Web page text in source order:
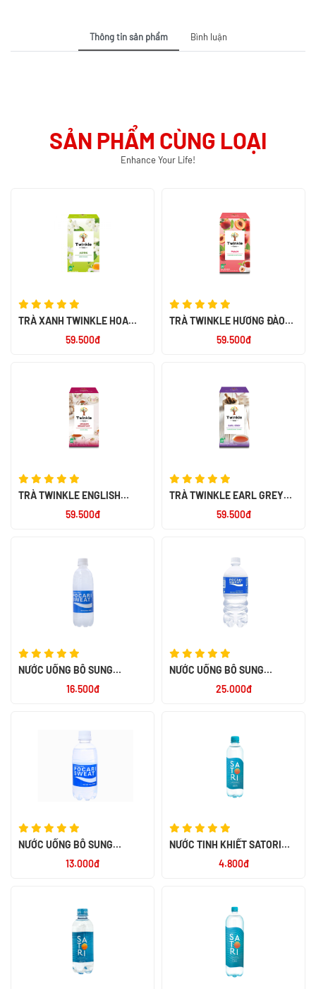
Thông tin sản phẩm Bình luận
SẢN PHẨM CÙNG LOẠI
Enhance Your Life!
TRÀ XANH TWINKLE HOA
NHÀI 1,5G - NK ANH
59.500đ
TRÀ TWINKLE HƯƠNG ĐÀO
1,8G - NK ANH
59.500đ
TRÀ TWINKLE ENGLISH
59.500đ
TRÀ TWINKLE EARL GREY
59.500đ
NƯỚC UỐNG BỔ SUNG
16.500đ
NƯỚC UỐNG BỔ SUNG
INDONESIA25.000đ
NƯỚC UỐNG BỔ SUNG
13.000đ
NƯỚC TINH KHIẾT SATORI
4.800đ